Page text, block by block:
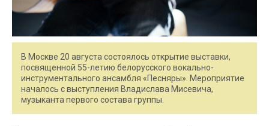
В Москве 20 августа состоялось открытие выставки,
посвященной 55-летию белорусского вокально-
инструментального ансамбля «Песняры». Мероприятие
началось с выступления Владислава Мисевича,
музыканта первого состава группы.